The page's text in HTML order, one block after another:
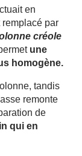
en
par
créole
une
homogène.
tandis
remonte
de
qui en